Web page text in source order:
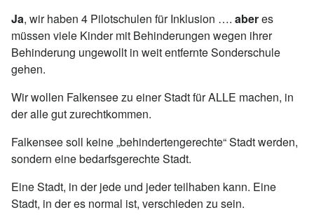
Ja, wir haben 4 Pilotschulen für Inklusion …. aberes
müssen viele Kinder mit Behinderungen wegen ihrer
Behinderung ungewollt in weit entfernte Sonderschule
gehen.
Wir wollen Falkensee zu einer Stadt für ALLE machen, in
der alle gut zurechtkommen.
Falkensee soll keine „behindertengerechte“ Stadt werden,
sondern eine bedarfsgerechte Stadt.
Eine Stadt, in der jede und jeder teilhaben kann. Eine
Stadt, in der es normal ist, verschieden zu sein.